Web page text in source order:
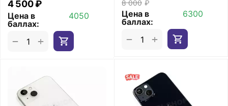
4 500₽
Цена в
баллах:
4050
+
−
8 000 ₽
Цена в
баллах:
6300
+
−